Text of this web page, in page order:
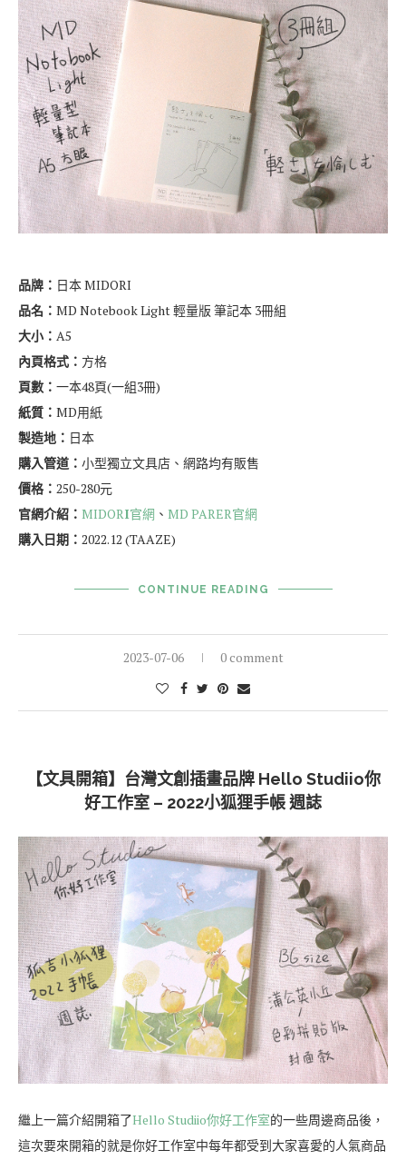
品牌： 日本 MIDORI
品名： MD Notebook Light 輕量版 筆記本 3冊組
大小： A5
內頁格式： 方格
頁數： 一本48頁(一組3冊)
紙質： MD用紙
製造地： 日本
購入管道： 小型獨立文具店、網路均有販售
價格： 250-280元
官網介紹： MIDORI官網 、 MD PARER官網
購入日期： 2022.12 (TAAZE)
CONTINUE READING
2023-07-06 0 comment
【文具開箱】台灣文創插畫品牌 Hello Studiio你
好工作室 – 2022小狐狸手帳 週誌
繼上一篇介紹開箱了Hello Studiio你好工作室的一些周邊商品後，
這次要來開箱的就是你好工作室中每年都受到大家喜愛的人氣商品